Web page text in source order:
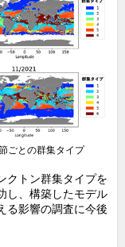
ごとの群集タイプ
クトン群集タイプを
し、構築したモデル
る影響の調査に今後